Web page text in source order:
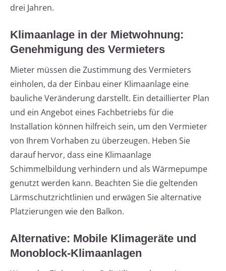
drei Jahren.
Klimaanlage in der Mietwohnung:
Genehmigung des Vermieters
Mieter müssen die Zustimmung des Vermieters
einholen, da der Einbau einer Klimaanlage eine
bauliche Veränderung darstellt. Ein detaillierter Plan
und ein Angebot eines Fachbetriebs für die
Installation können hilfreich sein, um den Vermieter
von Ihrem Vorhaben zu überzeugen. Heben Sie
darauf hervor, dass eine Klimaanlage
Schimmelbildung verhindern und als Wärmepumpe
genutzt werden kann. Beachten Sie die geltenden
Lärmschutzrichtlinien und erwägen Sie alternative
Platzierungen wie den Balkon.
Alternative: Mobile Klimageräte und
Monoblock-Klimaanlagen